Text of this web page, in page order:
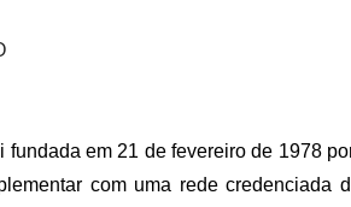
em 21 de fevereiro de 1978
com uma rede credenciada